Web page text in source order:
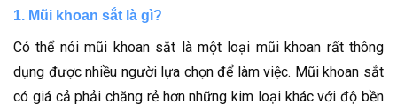
1. Mũi khoan sắt là gì?
Có thể nói mũi khoan sắt là một loại mũi khoan rất thông
dụng được nhiều người lựa chọn để làm việc. Mũi khoan sắt
có giá cả phải chăng rẻ hơn những kim loại khác với độ bền